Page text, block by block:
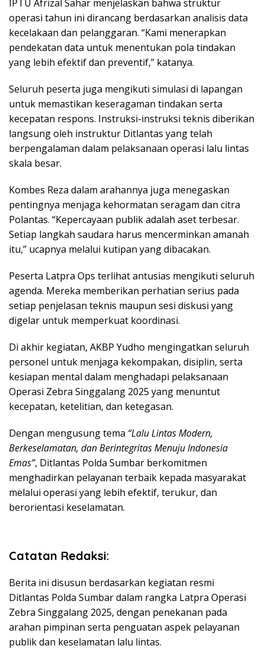
IPTU Afrizal Sahar menjelaskan bahwa struktur
operasi tahun ini dirancang berdasarkan analisis data
kecelakaan dan pelanggaran. “Kami menerapkan
pendekatan data untuk menentukan pola tindakan
yang lebih efektif dan preventif,” katanya.
Seluruh peserta juga mengikuti simulasi di lapangan
untuk memastikan keseragaman tindakan serta
kecepatan respons. Instruksi-instruksi teknis diberikan
langsung oleh instruktur Ditlantas yang telah
berpengalaman dalam pelaksanaan operasi lalu lintas
skala besar.
Kombes Reza dalam arahannya juga menegaskan
pentingnya menjaga kehormatan seragam dan citra
Polantas. “Kepercayaan publik adalah aset terbesar.
Setiap langkah saudara harus mencerminkan amanah
itu,” ucapnya melalui kutipan yang dibacakan.
Peserta Latpra Ops terlihat antusias mengikuti seluruh
agenda. Mereka memberikan perhatian serius pada
setiap penjelasan teknis maupun sesi diskusi yang
digelar untuk memperkuat koordinasi.
Di akhir kegiatan, AKBP Yudho mengingatkan seluruh
personel untuk menjaga kekompakan, disiplin, serta
kesiapan mental dalam menghadapi pelaksanaan
Operasi Zebra Singgalang 2025 yang menuntut
kecepatan, ketelitian, dan ketegasan.
Dengan mengusung tema “Lalu Lintas Modern,
Berkeselamatan, dan Berintegritas Menuju Indonesia
Emas”, Ditlantas Polda Sumbar berkomitmen
menghadirkan pelayanan terbaik kepada masyarakat
melalui operasi yang lebih efektif, terukur, dan
berorientasi keselamatan.
Catatan Redaksi:
Berita ini disusun berdasarkan kegiatan resmi
Ditlantas Polda Sumbar dalam rangka Latpra Operasi
Zebra Singgalang 2025, dengan penekanan pada
arahan pimpinan serta penguatan aspek pelayanan
publik dan keselamatan lalu lintas.